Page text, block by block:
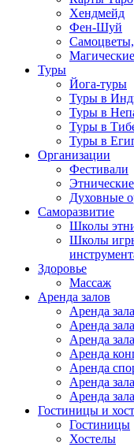
Хендмейд
Фен-Шуй
Туры
Йога-туры
Туры в
Туры в
Туры в
Туры в
Организации
Фестивали
Духовные
Саморазвитие
Школы
Школы
Здоровье
Массаж
Аренда залов
Аренда
Аренда
Аренда
Аренда
Аренда
Аренда
Аренда
Гостиницы и
Гостиницы
Хостелы